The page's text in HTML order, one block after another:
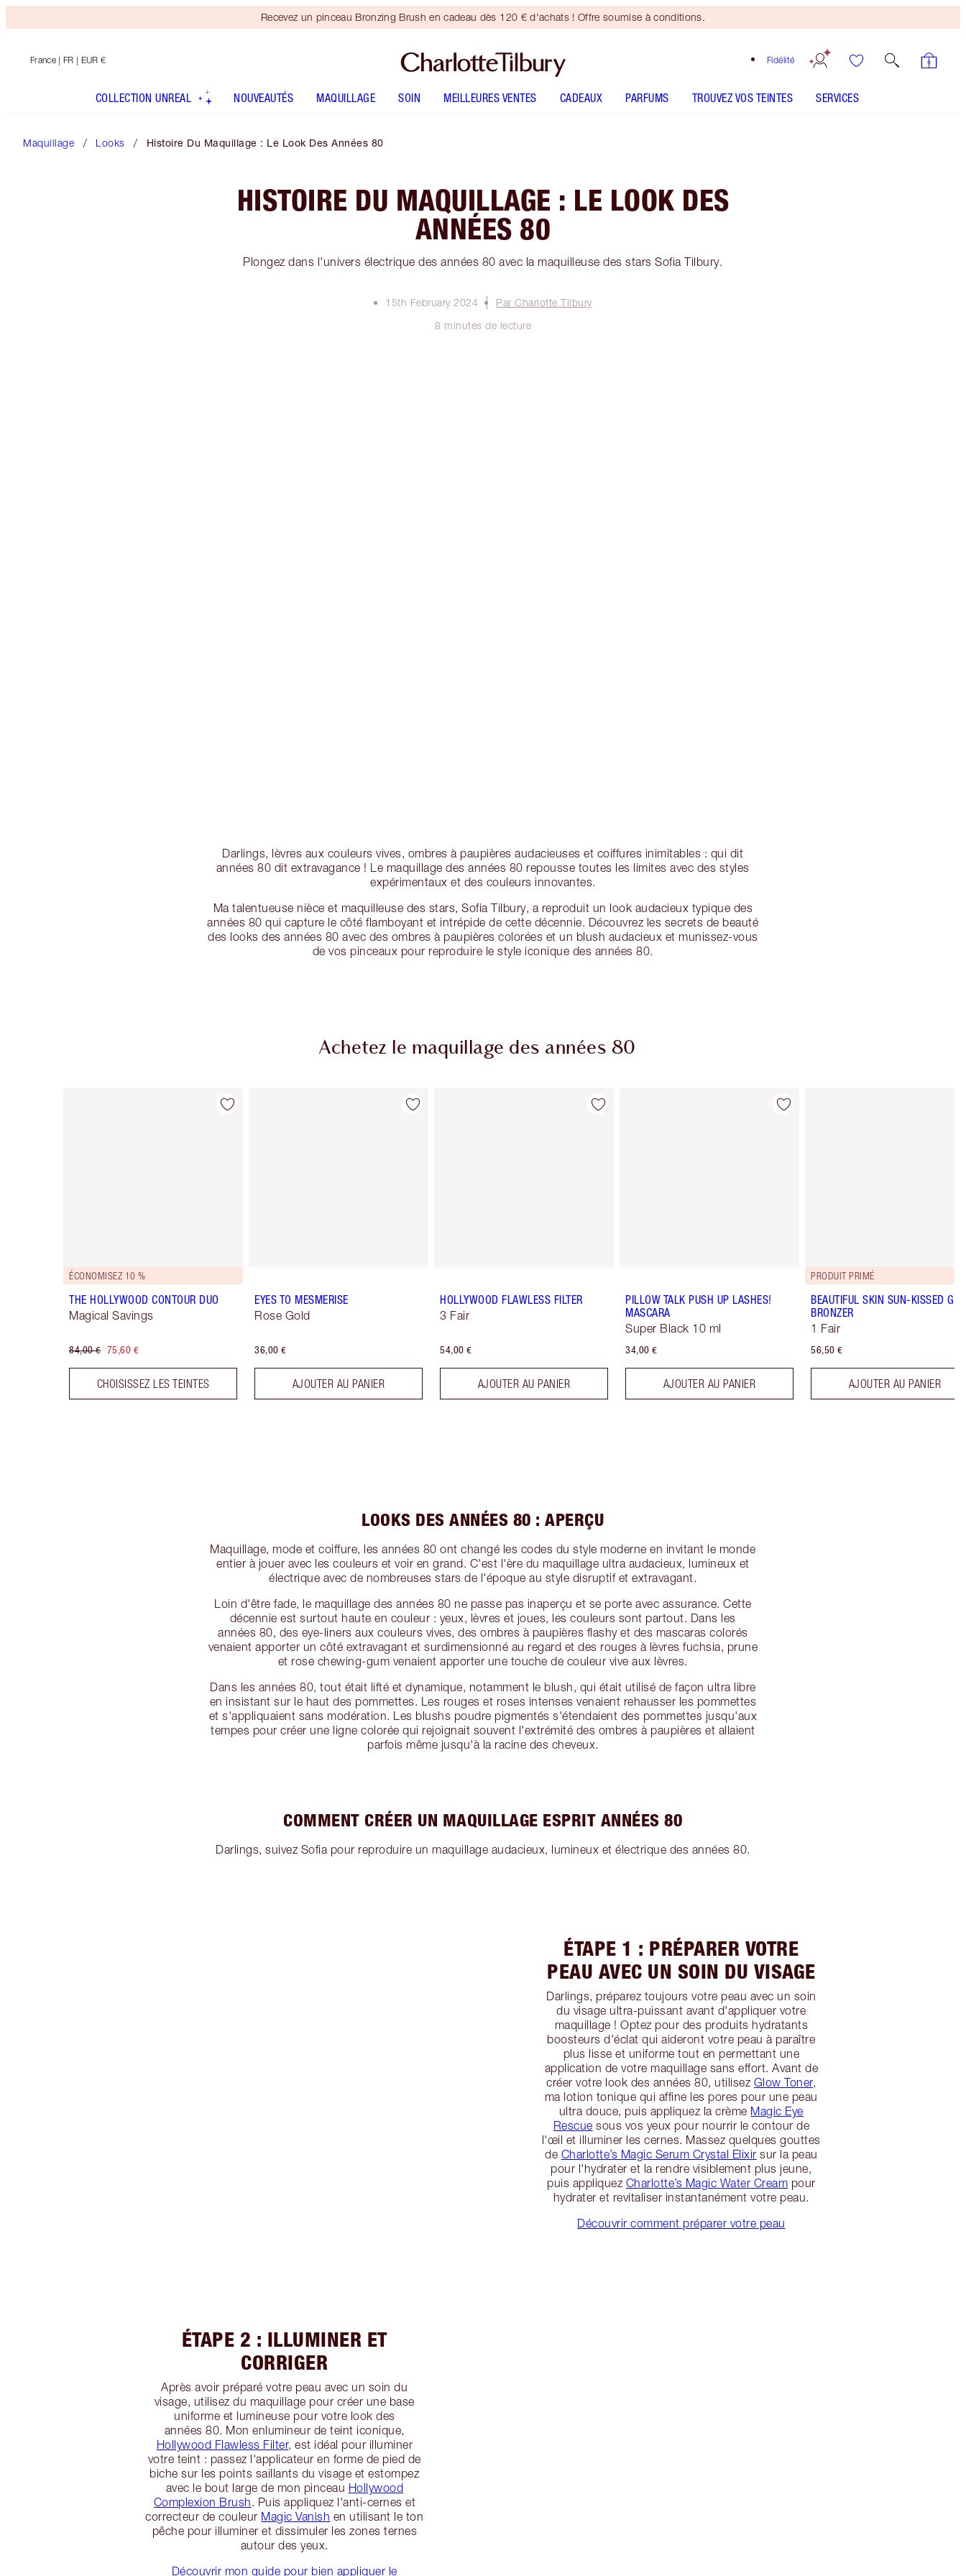
Recevez un pinceau Bronzing Brush en cadeau dès 120 € d'achats ! Offre soumise à conditions.
Fidélité
France | FR | EUR €
COLLECTION UNREAL NOUVEAUTÉS MAQUILLAGE SOIN MEILLEURES VENTES CADEAUX PARFUMS TROUVEZ VOS TEINTES SERVICES
Maquillage Looks Histoire Du Maquillage : Le Look Des Années 80
HISTOIRE DU MAQUILLAGE : LE LOOK DES
ANNÉES 80
Plongez dans l'univers électrique des années 80 avec la maquilleuse des stars Sofia Tilbury.
15th February 2024
Par Charlotte Tilbury
8 minutes de lecture
Darlings, lèvres aux couleurs vives, ombres à paupières audacieuses et coiffures inimitables : qui dit
années 80 dit extravagance ! Le maquillage des années 80 repousse toutes les limites avec des styles
expérimentaux et des couleurs innovantes.
Ma talentueuse nièce et maquilleuse des stars, Sofia Tilbury, a reproduit un look audacieux typique des
années 80 qui capture le côté flamboyant et intrépide de cette décennie. Découvrez les secrets de beauté
des looks des années 80 avec des ombres à paupières colorées et un blush audacieux et munissez-vous
de vos pinceaux pour reproduire le style iconique des années 80.
Achetez le maquillage des années 80
Article 1 sur 12
ÉCONOMISEZ 10 %
THE HOLLYWOOD CONTOUR DUO
Magical Savings
84,00 € 75,60 €
CHOISISSEZ LES TEINTES
Article 2 sur 12
EYES TO MESMERISE
Rose Gold
36,00 €
AJOUTER AU PANIER
Article 3 sur 12
HOLLYWOOD FLAWLESS FILTER
3 Fair
54,00 €
AJOUTER AU PANIER
Article 4 sur 12
PILLOW TALK PUSH UP LASHES!
MASCARA
Super Black 10 ml
34,00 €
AJOUTER AU PANIER
PRODUIT PRIMÉ
BEAUTIFUL SKIN SUN-KISSED
BRONZER
1 Fair
56,50 €
AJOUTER AU PANIER
LOOKS DES ANNÉES 80 : APERÇU
Maquillage, mode et coiffure, les années 80 ont changé les codes du style moderne en invitant le monde
entier à jouer avec les couleurs et voir en grand. C'est l'ère du maquillage ultra audacieux, lumineux et
électrique avec de nombreuses stars de l'époque au style disruptif et extravagant.
Loin d'être fade, le maquillage des années 80 ne passe pas inaperçu et se porte avec assurance. Cette
décennie est surtout haute en couleur : yeux, lèvres et joues, les couleurs sont partout. Dans les
années 80, des eye-liners aux couleurs vives, des ombres à paupières flashy et des mascaras colorés
venaient apporter un côté extravagant et surdimensionné au regard et des rouges à lèvres fuchsia, prune
et rose chewing-gum venaient apporter une touche de couleur vive aux lèvres.
Dans les années 80, tout était lifté et dynamique, notamment le blush, qui était utilisé de façon ultra libre
en insistant sur le haut des pommettes. Les rouges et roses intenses venaient rehausser les pommettes
et s'appliquaient sans modération. Les blushs poudre pigmentés s'étendaient des pommettes jusqu'aux
tempes pour créer une ligne colorée qui rejoignait souvent l'extrémité des ombres à paupières et allaient
parfois même jusqu'à la racine des cheveux.
COMMENT CRÉER UN MAQUILLAGE ESPRIT ANNÉES 80
Darlings, suivez Sofia pour reproduire un maquillage audacieux, lumineux et électrique des années 80.
ÉTAPE 1 : PRÉPARER VOTRE
PEAU AVEC UN SOIN DU VISAGE
Darlings, préparez toujours votre peau avec un soin
du visage ultra-puissant avant d'appliquer votre
maquillage ! Optez pour des produits hydratants
boosteurs d'éclat qui aideront votre peau à paraître
plus lisse et uniforme tout en permettant une
application de votre maquillage sans effort. Avant de
créer votre look des années 80, utilisez Glow Toner,
ma lotion tonique qui affine les pores pour une peau
ultra douce, puis appliquez la crème Magic Eye
Rescue sous vos yeux pour nourrir le contour de
l'œil et illuminer les cernes. Massez quelques gouttes
de Charlotte’s Magic Serum Crystal Elixir sur la peau
pour l'hydrater et la rendre visiblement plus jeune,
puis appliquez Charlotte’s Magic Water Cream pour
hydrater et revitaliser instantanément votre peau.
Découvrir comment préparer votre peau
ÉTAPE 2 : ILLUMINER ET
CORRIGER
Après avoir préparé votre peau avec un soin du
visage, utilisez du maquillage pour créer une base
uniforme et lumineuse pour votre look des
années 80. Mon enlumineur de teint iconique,
Hollywood Flawless Filter, est idéal pour illuminer
votre teint : passez l'applicateur en forme de pied de
biche sur les points saillants du visage et estompez
avec le bout large de mon pinceau Hollywood
Complexion Brush. Puis appliquez l'anti-cernes et
correcteur de couleur Magic Vanish en utilisant le ton
pêche pour illuminer et dissimuler les zones ternes
autour des yeux.
Découvrir mon guide pour bien appliquer le